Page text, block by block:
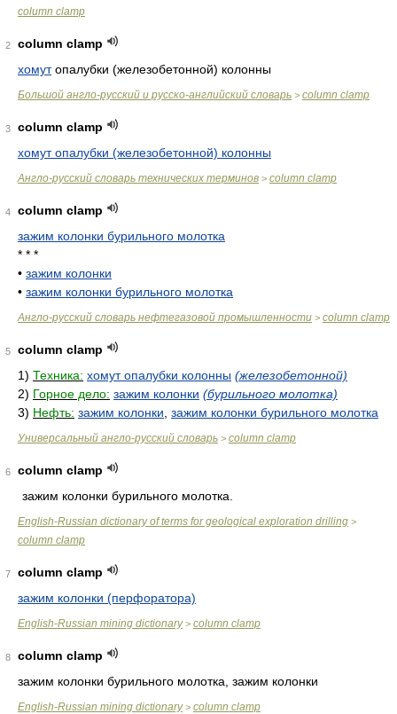
column clamp
2
column clamp
хомутопалубки (железобетонной) колонны
Большой англо-русский и русско-английский словарь > column clamp
3
column clamp
хомут опалубки (железобетонной) колонны
Англо-русский словарь технических терминов > column clamp
4
column clamp
зажим колонки бурильного молотка
* * *
• зажим колонки
• зажим колонки бурильного молотка
Англо-русский словарь нефтегазовой промышленности > column clamp
5
column clamp
1) Техника: хомут опалубки колонны (железобетонной)
2) Горное дело: зажим колонки (бурильного молотка)
3) Нефть: зажим колонки зажим колонки бурильного молотка
Универсальный англо-русский словарь > column clamp
6
column clamp
зажим колонки бурильного молотка.
English-Russian dictionary of terms for geological exploration drilling >
column clamp
7
column clamp
зажим колонки (перфоратора)
English-Russian mining dictionary> column clamp
8
column clamp
зажим колонки бурильного молотка, зажим колонки
English-Russian mining dictionary> column clamp